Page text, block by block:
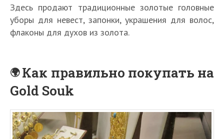
Здесь продают традиционные золотые головные
уборы для невест, запонки, украшения для волос,
флаконы для духов из золота.
Как правильно покупать на
Gold Souk